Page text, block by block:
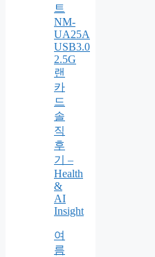
트
NM-
UA25A
USB3.0
2.5G
랜
카
드
솔
직
후
기 –
Health
&
AI
Insight
여
름